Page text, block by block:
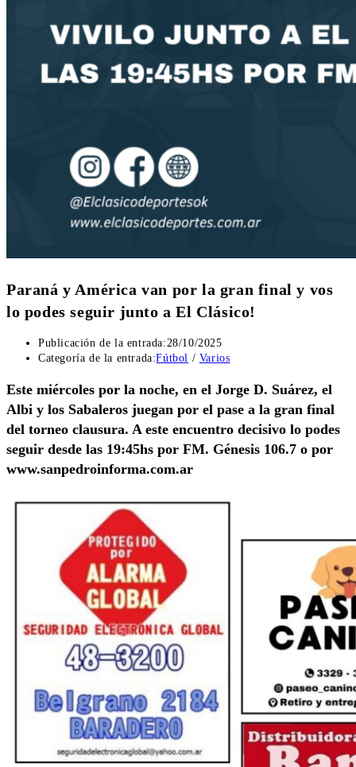
Paraná y América van por la gran final y vos
lo podes seguir junto a El Clásico!
Publicación de la entrada:28/10/2025
Categoría de la entrada:Fútbol / Varios
Este miércoles por la noche, en el Jorge D. Suárez, el
Albi y los Sabaleros juegan por el pase a la gran final
del torneo clausura. A este encuentro decisivo lo podes
seguir desde las 19:45hs por FM. Génesis 106.7 o por
www.sanpedroinforma.com.ar